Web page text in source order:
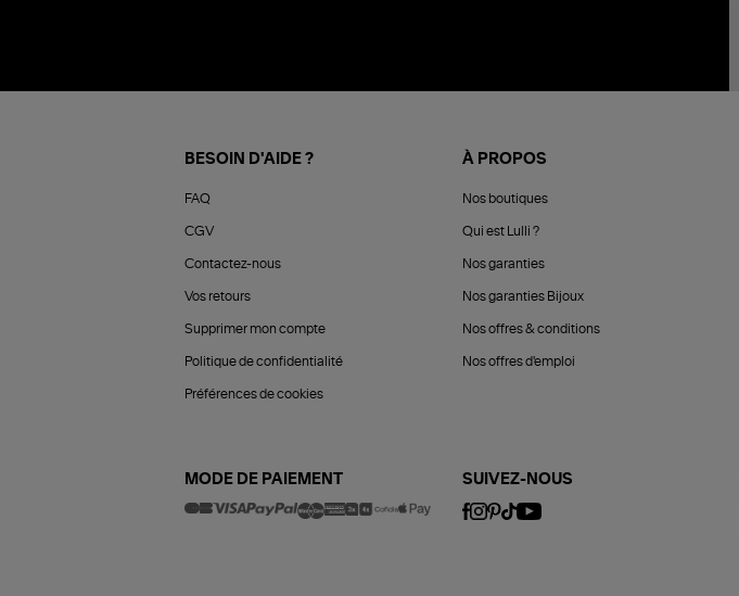
BESOIN D'AIDE ?
FAQ
CGV
Contactez-nous
Vos retours
Supprimer mon compte
Politique de confidentialité
Préférences de cookies
À PROPOS
Nos boutiques
Qui est Lulli ?
Nos garanties
Nos garanties Bijoux
Nos offres & conditions
Nos offres d'emploi
MODE DE PAIEMENT SUIVEZ-NOUS